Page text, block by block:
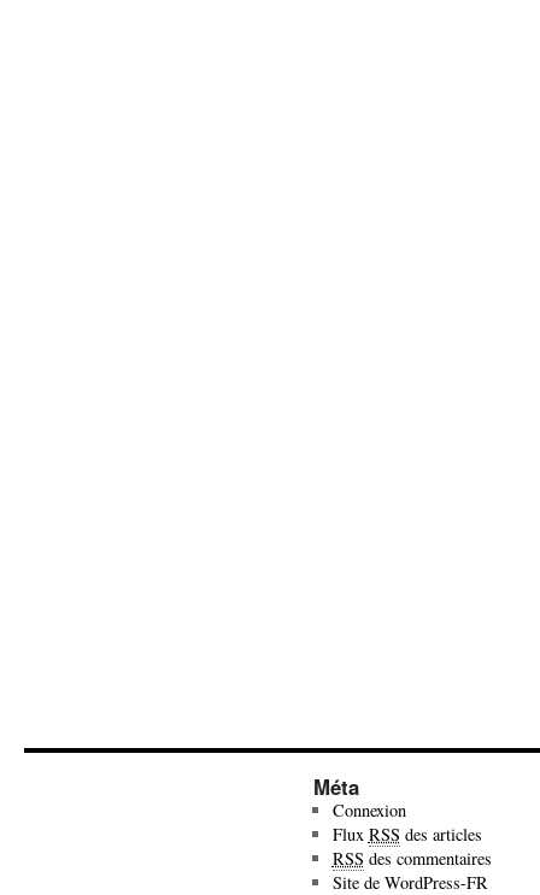
Méta
Connexion
Flux RSS des articles
RSS des commentaires
Site de WordPress-FR